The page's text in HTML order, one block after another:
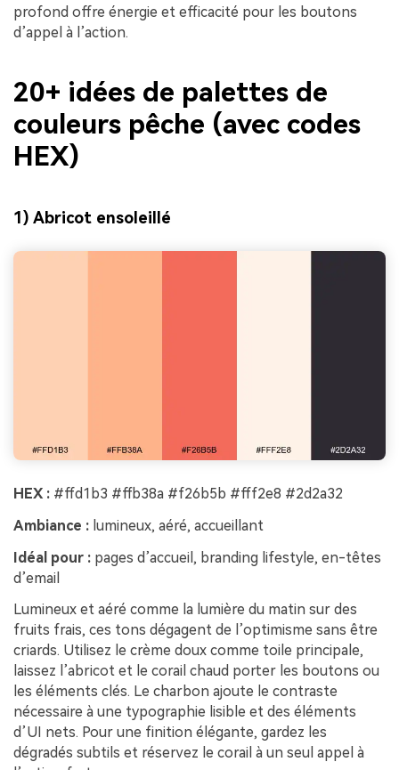
profond offre énergie et efficacité pour les boutons
d’appel à l’action.
20+ idées de palettes de
couleurs pêche (avec codes
HEX)
1) Abricot ensoleillé
HEX : #ffd1b3 #ffb38a #f26b5b #fff2e8 #2d2a32
Ambiance : lumineux, aéré, accueillant
Idéal pour : pages d’accueil, branding lifestyle, en-têtes
d’email
Lumineux et aéré comme la lumière du matin sur des
fruits frais, ces tons dégagent de l’optimisme sans être
criards. Utilisez le crème doux comme toile principale,
laissez l’abricot et le corail chaud porter les boutons ou
les éléments clés. Le charbon ajoute le contraste
nécessaire à une typographie lisible et des éléments
d’UI nets. Pour une finition élégante, gardez les
dégradés subtils et réservez le corail à un seul appel à